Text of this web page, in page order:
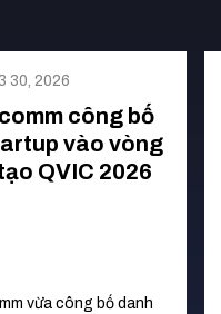
30, 2026
công bố
vào vòng
QVIC 2026
vừa công bố danh